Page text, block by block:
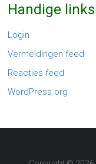
Handige links
Login
Vermeldingen feed
Reacties feed
WordPress.org